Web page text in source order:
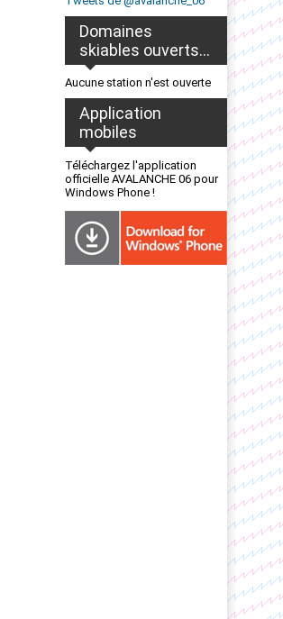
Domaines
skiables ouverts...
Aucune station n'est ouverte
Application
mobiles
Téléchargez l'application
officielle AVALANCHE 06 pour
Windows Phone !